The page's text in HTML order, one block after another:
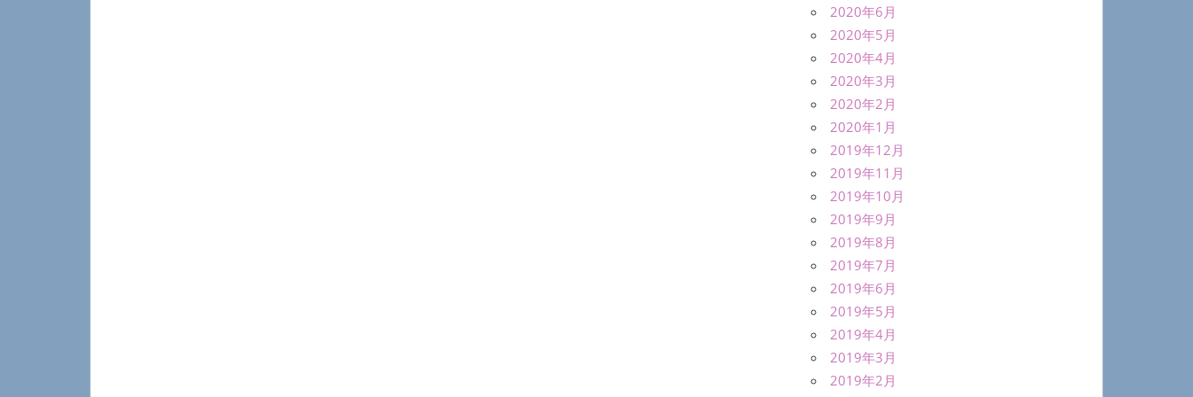
2020年6月
2020年5月
2020年4月
2020年3月
2020年2月
2020年1月
2019年12月
2019年11月
2019年10月
2019年9月
2019年8月
2019年7月
2019年6月
2019年5月
2019年4月
2019年3月
2019年2月